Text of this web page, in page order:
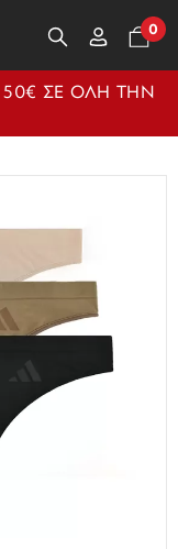
0
ΣΕ ΟΛΗ ΤΗΝ